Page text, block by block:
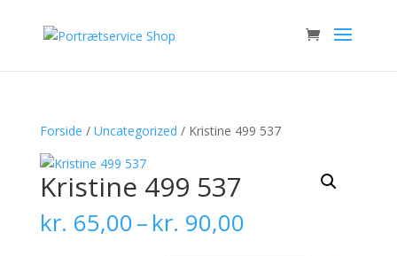
Forside / Uncategorized / Kristine 499 537
Kristine 499 537
kr. 65,00–kr. 90,00Prisinterval: